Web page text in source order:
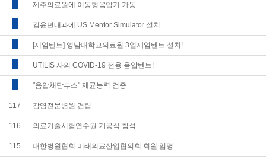
제주의료원에 이동형음압기 가동
김윤년내과에 US Mentor Simulator 설치
[제염텐트] 영남대학교의료원 3열제염텐트 설치!
UTILIS 사의 COVID-19 전용 음압텐트!
"음압채담부스" 제균능력 검증
117 감염전문병원 건립
116 의료기술시험연수원 기공식 참석
115 대한병원협회 미래의료산업협의회 회원 임명